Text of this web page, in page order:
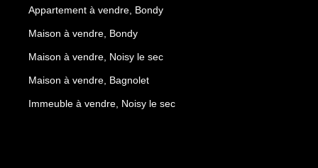
Appartement à vendre, Bondy
Maison à vendre, Bondy
Maison à vendre, Noisy le sec
Maison à vendre, Bagnolet
Immeuble à vendre, Noisy le sec